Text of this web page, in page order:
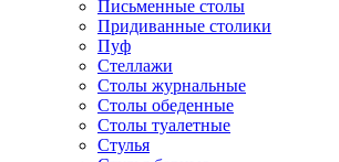
Письменные столы
Придиванные столики
Пуф
Стеллажи
Столы журнальные
Столы обеденные
Столы туалетные
Стулья